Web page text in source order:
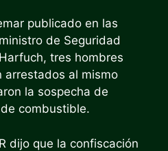
publicado en las
de Seguridad
tres hombres
arrestados al mismo
la sospecha de
combustible.
dijo que la confiscación